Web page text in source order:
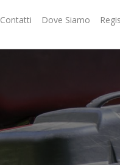
Contatti Dove Siamo